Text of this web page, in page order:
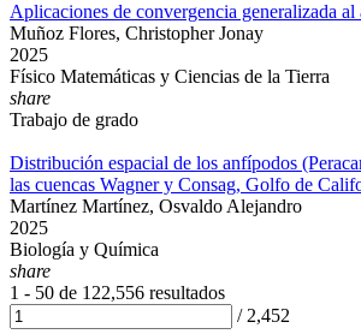
Aplicaciones de convergencia generalizada al
Muñoz Flores, Christopher Jonay
2025
Físico Matemáticas y Ciencias de la Tierra
share
Trabajo de grado
Distribución espacial de los anfípodos
las cuencas Wagner y Consag, Golfo de
Martínez Martínez, Osvaldo Alejandro
2025
Biología y Química
share
1 - 50 de 122,556 resultados
/ 2,452